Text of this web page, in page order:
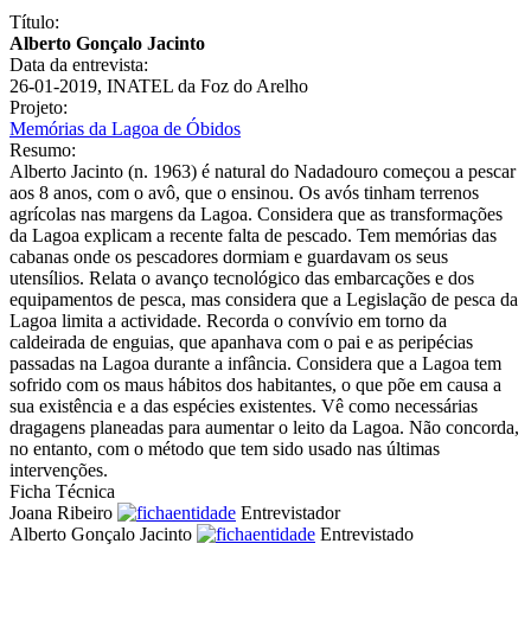
Título:
Alberto Gonçalo Jacinto
Data da entrevista:
26-01-2019, INATEL da Foz do Arelho
Projeto:
Memórias da Lagoa de Óbidos
Resumo:
Alberto Jacinto (n. 1963) é natural do Nadadouro começou a pescar
aos 8 anos, com o avô, que o ensinou. Os avós tinham terrenos
agrícolas nas margens da Lagoa. Considera que as transformações
da Lagoa explicam a recente falta de pescado. Tem memórias das
cabanas onde os pescadores dormiam e guardavam os seus
utensílios. Relata o avanço tecnológico das embarcações e dos
equipamentos de pesca, mas considera que a Legislação de pesca da
Lagoa limita a actividade. Recorda o convívio em torno da
caldeirada de enguias, que apanhava com o pai e as peripécias
passadas na Lagoa durante a infância. Considera que a Lagoa tem
sofrido com os maus hábitos dos habitantes, o que põe em causa a
sua existência e a das espécies existentes. Vê como necessárias
dragagens planeadas para aumentar o leito da Lagoa. Não concorda,
no entanto, com o método que tem sido usado nas últimas
intervenções.
Ficha Técnica
Joana Ribeiro
Entrevistador
Alberto Gonçalo Jacinto
Entrevistado